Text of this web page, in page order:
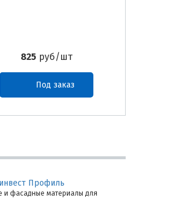
825 руб/шт
Под заказ
и фасадные материалы для